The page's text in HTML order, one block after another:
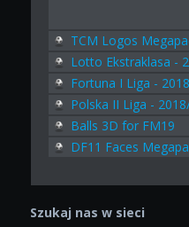
TCM Logos
Lotto Ekstraklasa -
Fortuna I Liga -
Polska II Liga -
Balls 3D for FM19
DF11 Faces
Szukaj nas w sieci